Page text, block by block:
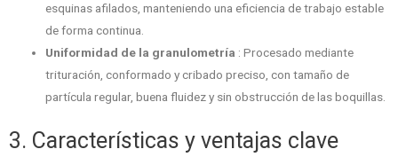
esquinas afilados, manteniendo una eficiencia de trabajo estable
de forma continua.
Uniformidad de la granulometría : Procesado mediante
trituración, conformado y cribado preciso, con tamaño de
partícula regular, buena fluidez y sin obstrucción de las boquillas.
3. Características y ventajas clave